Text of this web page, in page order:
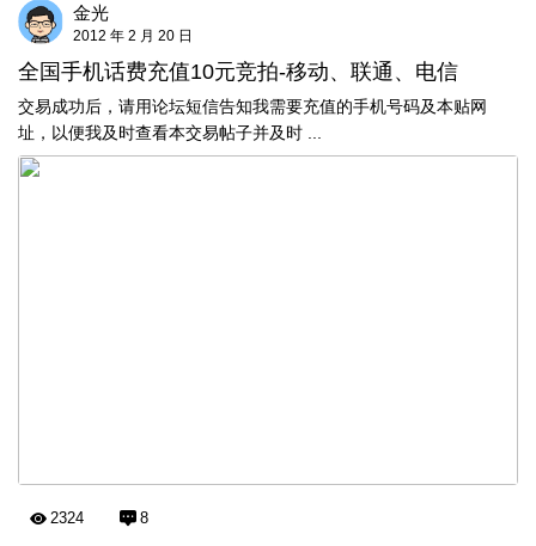
金光
2012 年 2 月 20 日
全国手机话费充值10元竞拍-移动、联通、电信
交易成功后，请用论坛短信告知我需要充值的手机号码及本贴网
址，以便我及时查看本交易帖子并及时 ...
2324 8